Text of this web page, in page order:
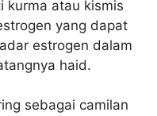
kurma atau kismis
yang dapat
estrogen dalam
haid.
sebagai camilan